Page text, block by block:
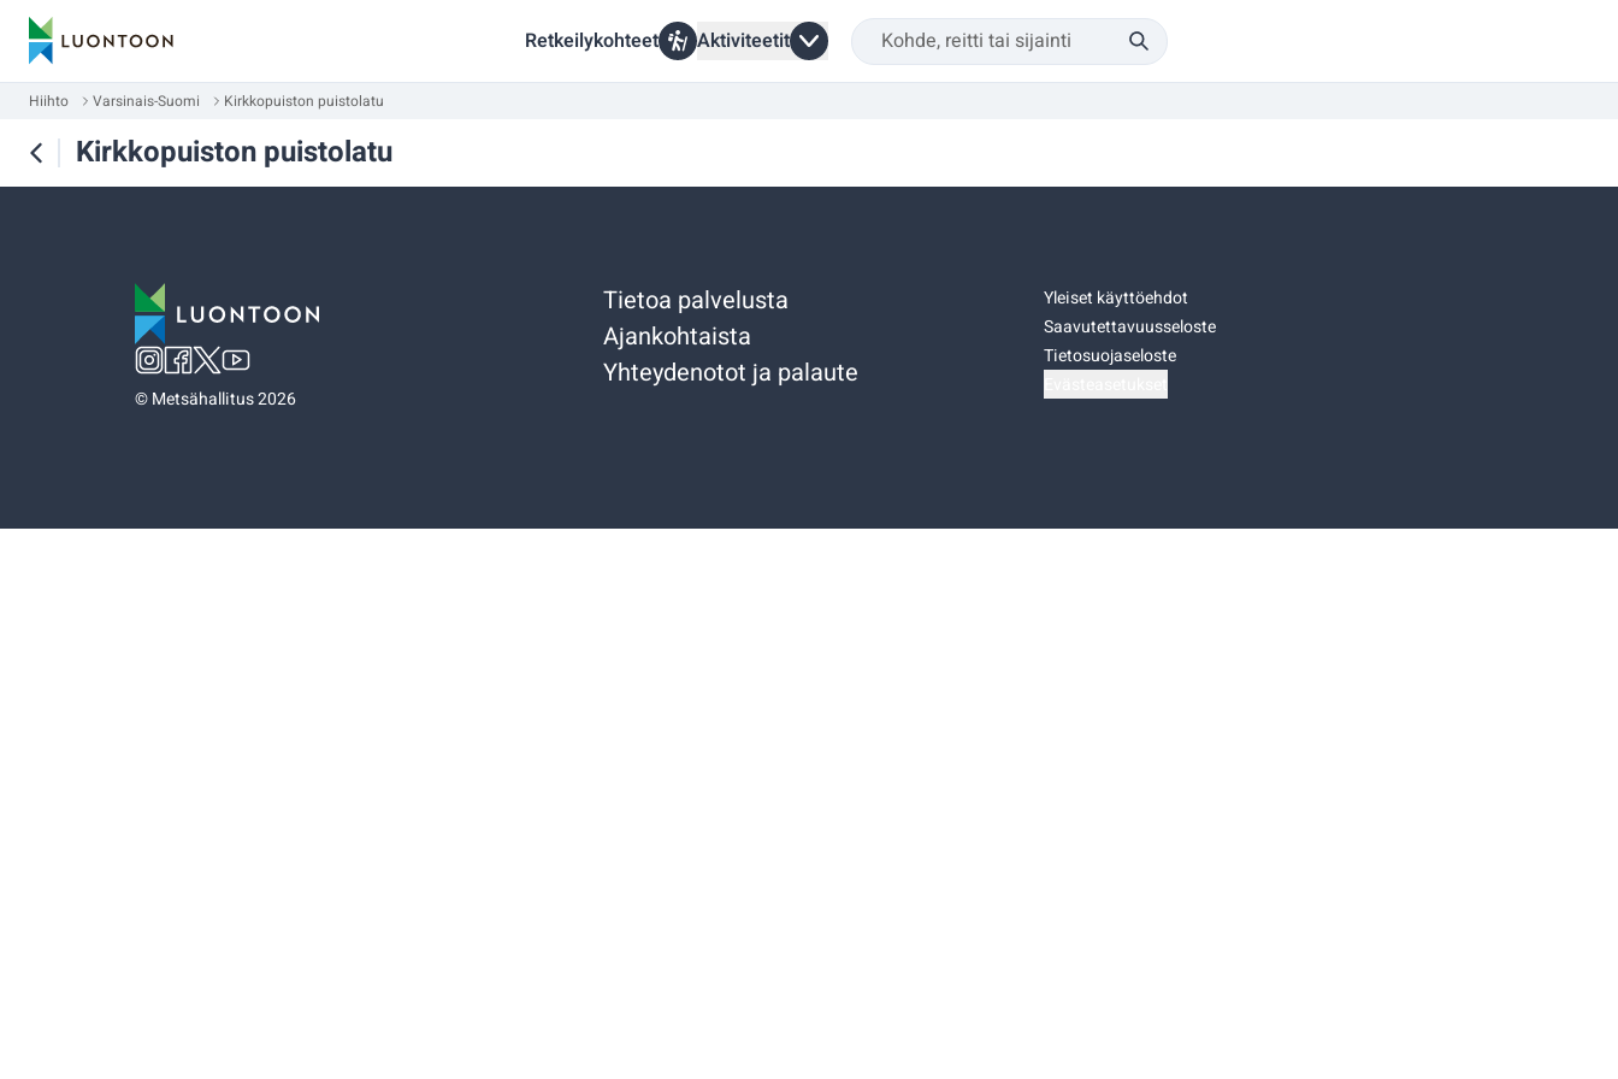
Retkeilykohteet Aktiviteetit
Hiihto Varsinais-Suomi Kirkkopuiston puistolatu
Kirkkopuiston puistolatu
©Metsähallitus 2026
Tietoa palvelusta
Ajankohtaista
Yhteydenotot ja palaute
Yleiset käyttöehdot
Saavutettavuusseloste
Tietosuojaseloste